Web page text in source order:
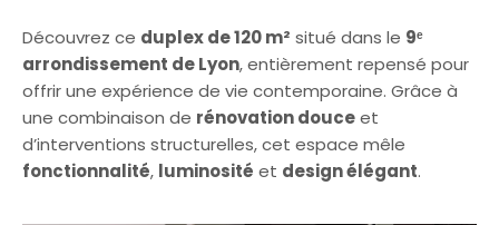
Découvrez ce duplex de 120 m² situé dans le 9ᵉ
arrondissement de Lyon, entièrement repensé pour
offrir une expérience de vie contemporaine. Grâce à
une combinaison de rénovation douceet
d’interventions structurelles, cet espace mêle
fonctionnalité, luminosité et design élégant.